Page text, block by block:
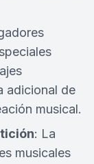
adicional de
musical.
: La
musicales